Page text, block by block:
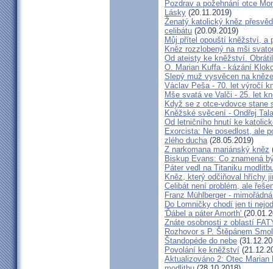
Pozdrav a požehnání otce
Lásky (20.11.2019)
Ženatý katolický kněz
celibátu (20.09.2019)
Můj přítel opouští kněžství, a
Kněz rozzlobený na mši
Od ateisty ke kněžství.
O. Marian Kuffa - kázání
Slepý muž vysvěcen na kněze
Václav Peša - 70. let výročí
Mše svatá ve Valči - 25. let
Když se z otce-vdovce stane
Kněžské svěcení - Ondřej
Od letničního hnutí ke
Exorcista: Ne posedlost, ale
zlého ducha(28.05.2019)
Z narkomana mariánský kněz
Biskup Evans: Co znamená
Páter vedl na Titaniku
Kněz, který odčiňoval hříchy
Celibát není problém, ale
Franz Mühlberger -
Do Lomničky chodí jen ti
'Ďábel a páter Amorth'
Znáte osobnosti z oblastí
Rozhovor s P. Štěpánem
Štandopéde do nebe
Povolání ke kněžství
Aktualizováno 2: Otec